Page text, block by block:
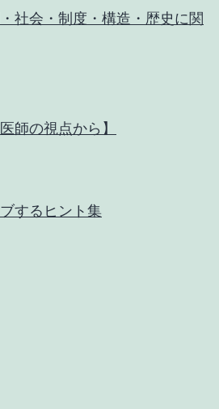
社会・制度・構造・歴史に関
師の視点から】
するヒント集